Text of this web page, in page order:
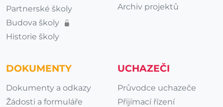
Partnerské školy
Budova školy
Historie školy
Archiv projektů
DOKUMENTY
Dokumenty a odkazy
Žádosti a formuláře
UCHAZEČI
Průvodce uchazeče
Přijímací řízení